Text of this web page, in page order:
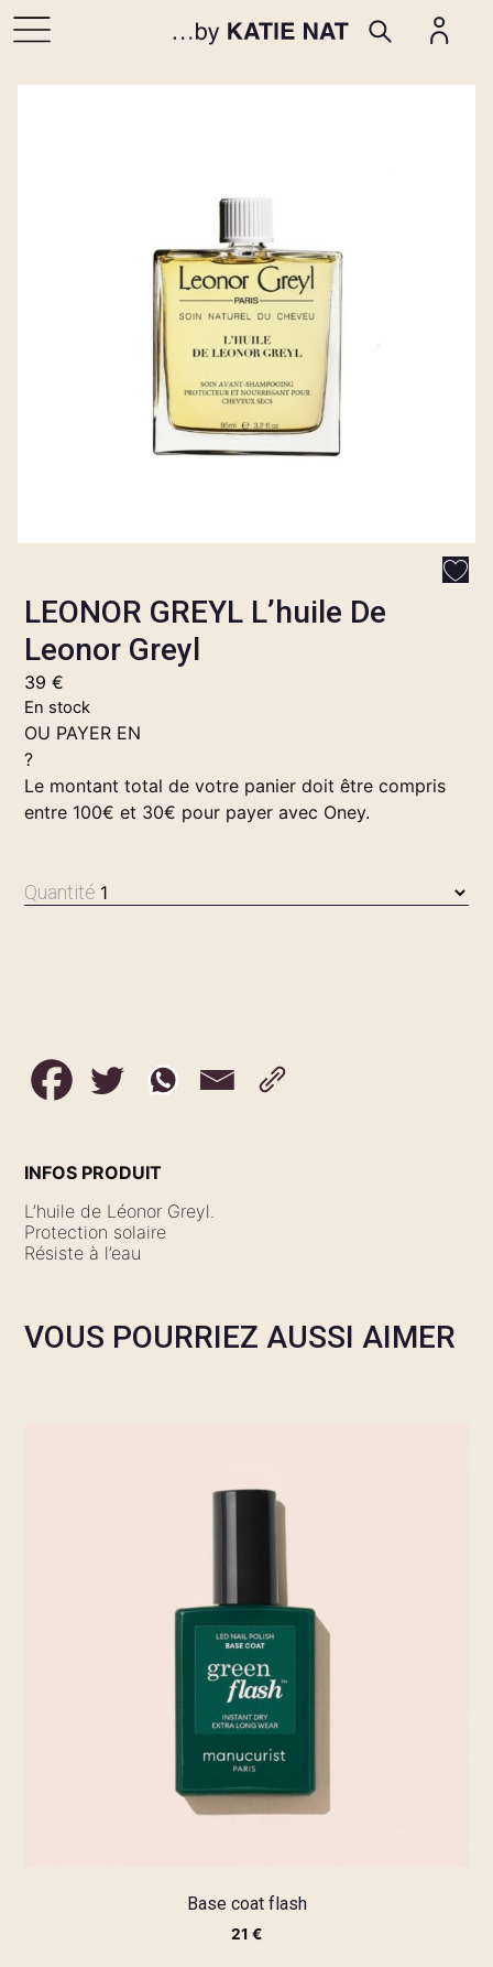
LEONOR GREYL L’huile De
Leonor Greyl
39€
En stock
OU PAYER EN
?
Le montant total de votre panier doit être compris
entre 100€ et 30€ pour payer avec Oney.
Quantité
INFOS PRODUIT
L’huile de Léonor Greyl.
Protection solaire
Résiste à l’eau
VOUS POURRIEZ AUSSI AIMER
Base coat flash
21 €